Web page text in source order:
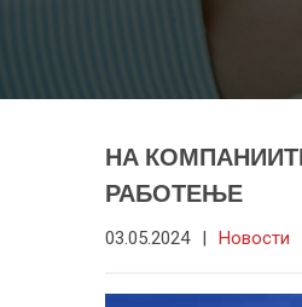
НA
РАБОТЕЊЕ
03.05.2024 | Новости